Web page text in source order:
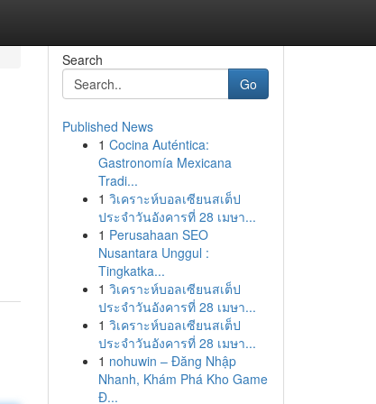
Search
Go
Published News
1 Cocina Auténtica:
Gastronomía Mexicana
Tradi...
1 วิเคราะห์บอลเซียนสเต็ป
ประจำวันอังคารที่ 28 เมษา...
1 Perusahaan SEO
Nusantara Unggul :
Tingkatka...
1 วิเคราะห์บอลเซียนสเต็ป
ประจำวันอังคารที่ 28 เมษา...
1 วิเคราะห์บอลเซียนสเต็ป
ประจำวันอังคารที่ 28 เมษา...
1 nohuwin – Đăng Nhập
Nhanh, Khám Phá Kho Game
Đ...